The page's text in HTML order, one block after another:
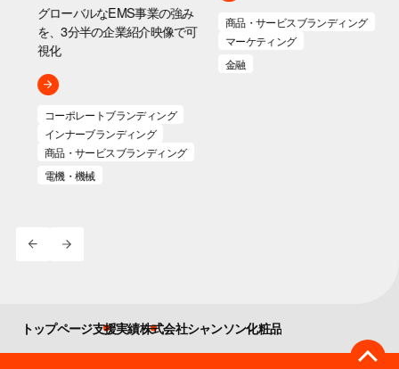
グローバルなEMS事業の強み
を、3分半の企業紹介映像で可
視化
コーポレートブランディング
インナーブランディング
商品・サービスブランディング
電機・機械
商品・サービスブランディング
マーケティング
金融
トップページ支援実績株式会社シャンソン化粧品